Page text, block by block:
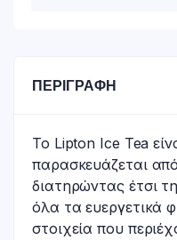
ΠΕΡΙΓΡΑΦΉ
Το Lipton Ice Tea
παρασκευάζεται
διατηρώντας έτσι
όλα τα ευεργετικά
στοιχεία που